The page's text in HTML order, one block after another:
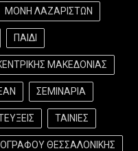
ΜΟΝΗ ΛΑΖΑΡΙΣΤΩΝ
ΠΑΙΔΙ
ΜΑΚΕΔΟΝΙΑΣ
ΣΕΜΙΝΑΡΙΑ
ΤΑΙΝΙΕΣ
ΘΕΣΣΑΛΟΝΙΚΗΣ